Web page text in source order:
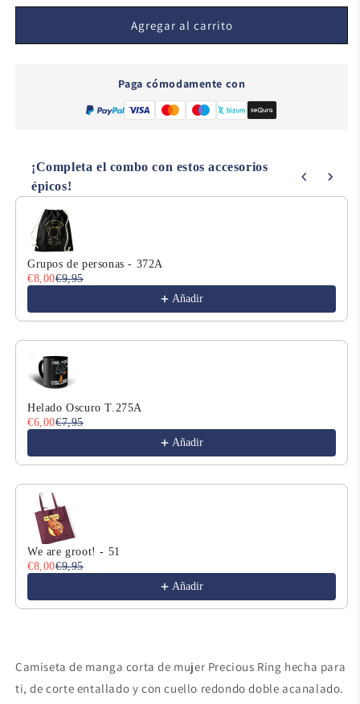
para
Ring
para
Precious
Ring
279
Agregar al carrito
Paga cómodamente con
¡Completa el combo con estos accesorios
épicos!
Use the Previous and Next buttons to navigate through
Grupos de personas - 372A
€8,00€9,95
Añadir
Helado Oscuro T.275A
€6,00€7,95
Añadir
We are groot! - 51
€8,00€9,95
Añadir
Camiseta de manga corta de mujer Precious Ring hecha para
ti, de corte entallado y con cuello redondo doble acanalado.